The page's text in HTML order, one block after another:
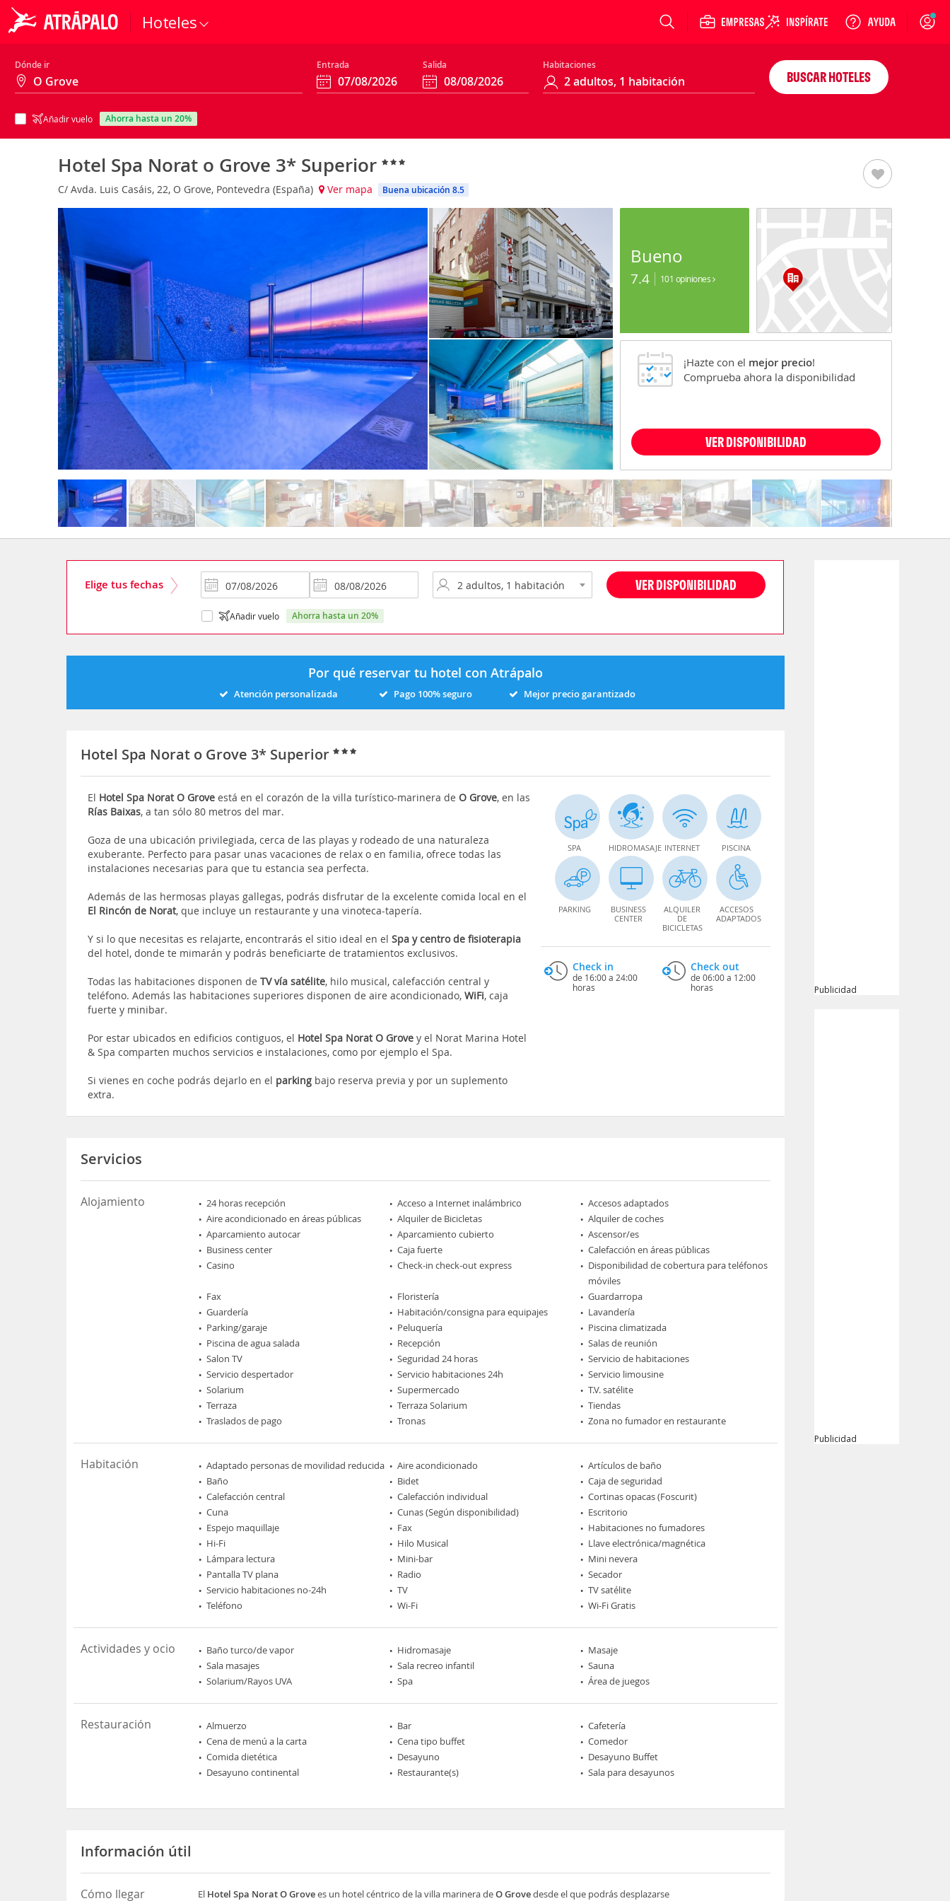
Hoteles Login
Dónde ir Entrada Salida Habitaciones
Añadir vuelo ahorra hasta un 20%
BUSCAR HOTELES
Hotel Spa Norat o Grove 3* Superior
C/ Avda. Luis Casáis, 22, O Grove, Pontevedra (España) Ver mapa Buena ubicación 8.5
Bueno
7.4 101 opiniones
¡Hazte con el mejor precio!
Comprueba ahora la disponibilidad
VER DISPONIBILIDAD
Elige tus fechas VER DISPONIBILIDAD
Añadir vuelo ahorra hasta un 20%
Por qué reservar tu hotel con Atrápalo
Atención personalizada Pago 100% seguro Mejor precio garantizado
Hotel Spa Norat o Grove 3* Superior
El Hotel Spa Norat O Grove está en el corazón de la villa turístico-marinera de O Grove, en las
Rías Baixas, a tan sólo 80 metros del mar.
Goza de una ubicación privilegiada, cerca de las playas y rodeado de una naturaleza
exuberante. Perfecto para pasar unas vacaciones de relax o en familia, ofrece todas las
instalaciones necesarias para que tu estancia sea perfecta.
Además de las hermosas playas gallegas, podrás disfrutar de la excelente comida local en el
El Rincón de Norat, que incluye un restaurante y una vinoteca-tapería.
Y si lo que necesitas es relajarte, encontrarás el sitio ideal en elSpa y centro de fisioterapia
del hotel, donde te mimarán y podrás beneficiarte de tratamientos exclusivos.
Todas las habitaciones disponen deTV vía satélite, hilo musical, calefacción central y
teléfono. Además las habitaciones superiores disponen de aire acondicionado, WiFi, caja
fuerte y minibar.
Por estar ubicados en edificios contiguos, el Hotel Spa Norat O Grove y el Norat Marina Hotel
& Spa comparten muchos servicios e instalaciones, como por ejemplo el Spa.
Si vienes en coche podrás dejarlo en el parking bajo reserva previa y por un suplemento
extra.
SPA HIDROMASAJE INTERNET PISCINA
PARKING
BUSINESS
CENTER
ALQUILER
DE
BICICLETAS
ACCESOS
ADAPTADOS
Check in
de 16:00 a 24:00
horas
Check out
de 06:00 a 12:00
horas
Servicios
Alojamiento 24 horas recepción Acceso a Internet inalámbrico
Accesos adaptados
Aire acondicionado en áreas públicas
Alquiler de Bicicletas
Alquiler de coches
Aparcamiento autocar
Aparcamiento cubierto
Ascensor/es
Business center
Caja fuerte
Calefacción en áreas públicas
Casino
Check-in check-out express
Disponibilidad de cobertura para teléfonos
móviles
Fax
Floristería
Guardarropa
Guardería
Habitación/consigna para equipajes
Lavandería
Parking/garaje
Peluquería
Piscina climatizada
Piscina de agua salada
Recepción
Salas de reunión
Salon TV
Seguridad 24 horas
Servicio de habitaciones
Servicio despertador
Servicio habitaciones 24h
Servicio limousine
Solarium
Supermercado
T.V. satélite
Terraza
Terraza Solarium
Tiendas
Traslados de pago
Tronas Zona no fumador en restaurante
Habitación Adaptado personas de movilidad reducida Aire acondicionado
Artículos de baño
Baño
Bidet
Caja de seguridad
Calefacción central
Calefacción individual
Cortinas opacas (Foscurit)
Cuna
Cunas (Según disponibilidad)
Escritorio
Espejo maquillaje
Fax
Habitaciones no fumadores
Hi-Fi
Hilo Musical
Llave electrónica/magnética
Lámpara lectura
Mini-bar
Mini nevera
Pantalla TV plana
Radio
Secador
Servicio habitaciones no-24h
TV
TV satélite
Teléfono
Wi-Fi Wi-Fi Gratis
Actividades y ocio Baño turco/de vapor Hidromasaje
Masaje
Sala masajes
Sala recreo infantil
Sauna
Solarium/Rayos UVA
Spa Área de juegos
Restauración Almuerzo Bar
Cafetería
Cena de menú a la carta
Cena tipo buffet
Comedor
Comida dietética
Desayuno
Desayuno Buffet
Desayuno continental
Restaurante(s) Sala para desayunos
Información útil
Cómo llegar El Hotel Spa Norat O Grovees un hotel céntrico de la villa marinera deO Grovedesde el que podrás desplazarse
Publicidad
Publicidad